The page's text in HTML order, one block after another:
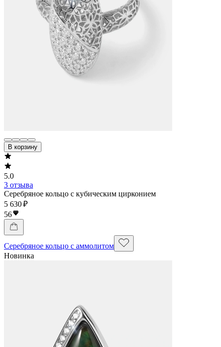
В корзину
5.0
3 отзыва
Серебряное кольцо с кубическим цирконием
5 630 ₽
56
Серебряное кольцо с аммолитом
Новинка